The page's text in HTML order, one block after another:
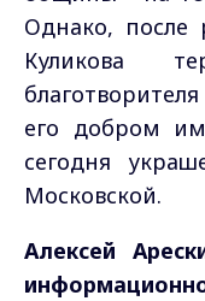
Однако, после
Куликова
его добром
сегодня
Московской.
Алексей